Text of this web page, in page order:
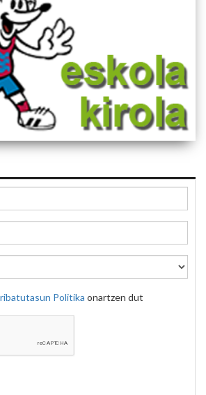
Politika onartzen dut